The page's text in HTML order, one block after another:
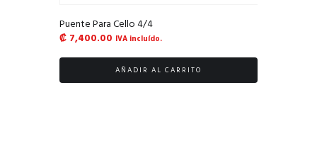
Puente Para Cello 4/4
₡ 7,400.00 IVA incluído.
AÑADIR AL CARRITO